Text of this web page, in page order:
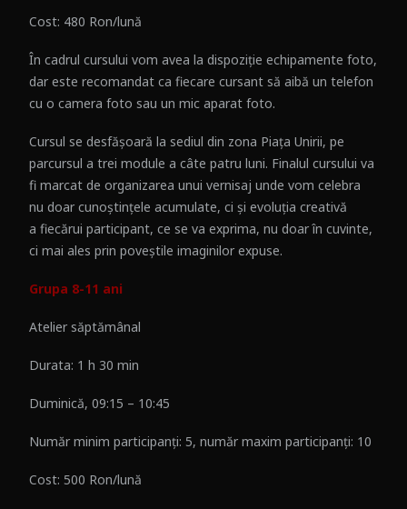
Cost: 480 Ron/lună
În cadrul cursului vom avea la dispoziție echipamente foto,
dar este recomandat ca fiecare cursant să aibă un telefon
cu o camera foto sau un mic aparat foto.
Cursul se desfășoară la sediul din zona Piața Unirii, pe
parcursul a trei module a câte patru luni. Finalul cursului va
fi marcat de organizarea unui vernisaj unde vom celebra
nu doar cunoștințele acumulate, ci și evoluția creativă
a fiecărui participant, ce se va exprima, nu doar în cuvinte,
ci mai ales prin poveștile imaginilor expuse.
Grupa 8-11 ani
Atelier săptămânal
Durata: 1 h 30 min
Duminică, 09:15 – 10:45
Număr minim participanți: 5, număr maxim participanți: 10
Cost: 500 Ron/lună